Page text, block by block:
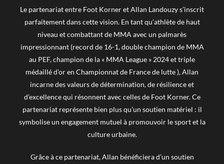
Le partenariat entre Foot Korner et Allan Landouzy s’inscrit
parfaitement dans cette vision. En tant qu’athlète de haut
niveau et combattant de MMA avec un palmarès
impressionnant (record de 16-1, double champion de MMA
au PEF, champion de la « MMA League » 2024 et triple
médaillé d’or en Championnat de France de lutte ), Allan
incarne des valeurs de détermination, de résilience et
d’excellence qui résonnent avec celles de Foot Korner. Ce
partenariat représente bien plus qu’un soutien matériel : il
symbolise un engagement mutuel à promouvoir le sport et la
culture urbaine.
Grâce à ce partenariat, Allan bénéficiera d’un soutien